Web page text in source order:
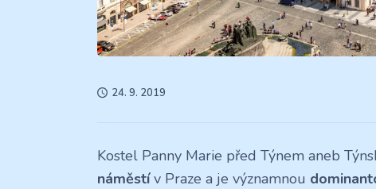
24. 9. 2019
Kostel Panny Marie před Týnem aneb
náměstív Praze a je významnou